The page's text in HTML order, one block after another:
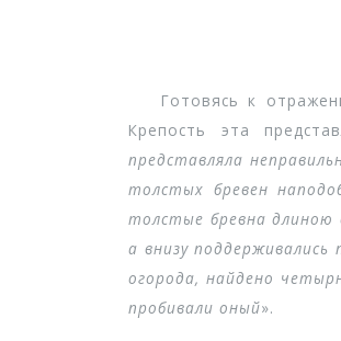
Готовясь к
Крепость эта
представляла
толстых бревен
толстые бревна длиною
а внизу
огорода, найдено
пробивали оный».